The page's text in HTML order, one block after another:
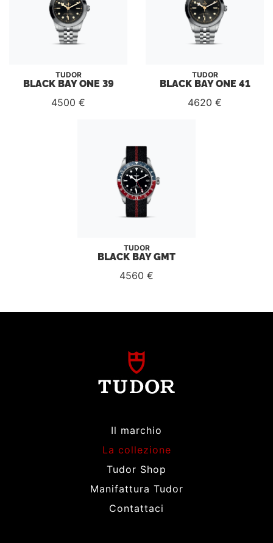
TUDOR
BLACK BAY ONE 39
4500 €
TUDOR
BLACK BAY ONE 41
4620 €
TUDOR
BLACK BAY GMT
4560 €
Il marchio
La collezione
Tudor Shop
Manifattura Tudor
Contattaci